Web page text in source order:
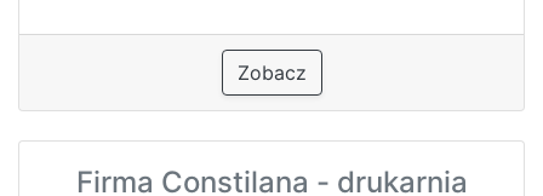
Zobacz
Firma Constilana - drukarnia